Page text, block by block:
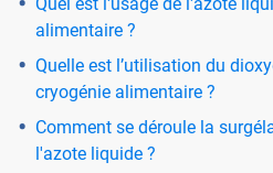
alimentaire ?
Quelle est l’utilisation du
cryogénie alimentaire ?
Comment se déroule la
l'azote liquide ?